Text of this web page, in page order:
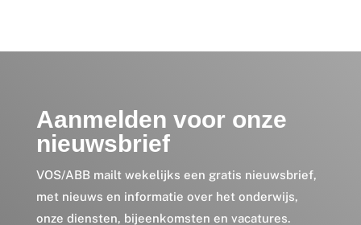
Aanmelden voor onze
nieuwsbrief
VOS/ABB mailt wekelijks een gratis nieuwsbrief,
met nieuws en informatie over het onderwijs,
onze diensten, bijeenkomsten en vacatures.